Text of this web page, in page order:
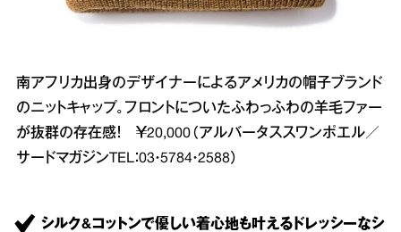
南アフリカ出身のデザイナーによるアメリカの帽子ブランド
のニットキャップ。フロントについたふわっふわの羊毛ファー
が抜群の存在感！ ￥20,000（アルバータススワンポエル／
サードマガジンTEL：03・5784・2588）
シルク&コットンで優しい着心地も叶えるドレッシーなシ